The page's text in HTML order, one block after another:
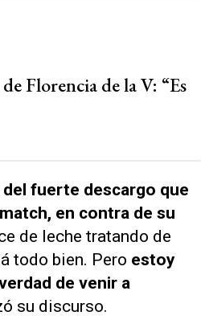
Florencia de la V: “Es
fuerte descargo que
, en contra de su
de leche tratando de
todo bien. Pero estoy
de venir a
su discurso.